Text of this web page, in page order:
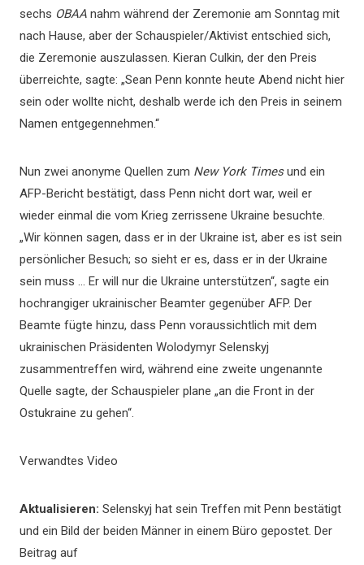
sechs OBAA nahm während der Zeremonie am Sonntag mit
nach Hause, aber der Schauspieler/Aktivist entschied sich,
die Zeremonie auszulassen. Kieran Culkin, der den Preis
überreichte, sagte: „Sean Penn konnte heute Abend nicht hier
sein oder wollte nicht, deshalb werde ich den Preis in seinem
Namen entgegennehmen.“
Nun zwei anonyme Quellen zum New York Timesund ein
AFP-Bericht bestätigt, dass Penn nicht dort war, weil er
wieder einmal die vom Krieg zerrissene Ukraine besuchte.
„Wir können sagen, dass er in der Ukraine ist, aber es ist sein
persönlicher Besuch; so sieht er es, dass er in der Ukraine
sein muss … Er will nur die Ukraine unterstützen“, sagte ein
hochrangiger ukrainischer Beamter gegenüber AFP. Der
Beamte fügte hinzu, dass Penn voraussichtlich mit dem
ukrainischen Präsidenten Wolodymyr Selenskyj
zusammentreffen wird, während eine zweite ungenannte
Quelle sagte, der Schauspieler plane „an die Front in der
Ostukraine zu gehen“.
Verwandtes Video
Aktualisieren: Selenskyj hat sein Treffen mit Penn bestätigt
und ein Bild der beiden Männer in einem Büro gepostet. Der
Beitrag auf